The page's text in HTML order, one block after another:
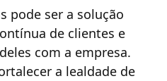
pode ser a solução
de clientes e
com a empresa.
a lealdade de